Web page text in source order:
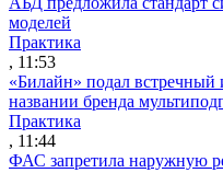
моделей
Практика
, 11:53
«Билайн» подал встречный
названии бренда
Практика
, 11:44
ФАС запретила наружную